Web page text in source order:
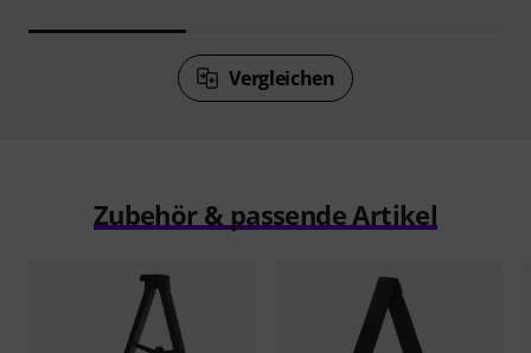
Vergleichen
Zubehör & passende Artikel